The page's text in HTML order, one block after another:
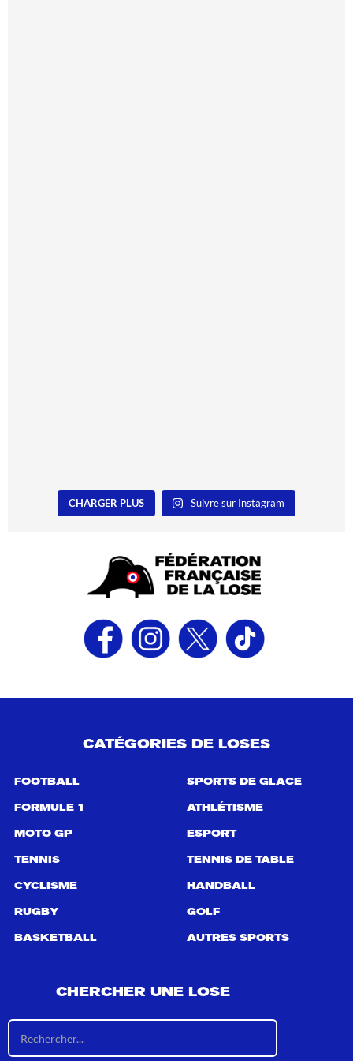
CHARGER PLUS Suivre sur Instagram
CATÉGORIES DE LOSES
FOOTBALL
FORMULE 1
MOTO GP
TENNIS
CYCLISME
RUGBY
BASKETBALL
SPORTS DE GLACE
ATHLÉTISME
ESPORT
TENNIS DE TABLE
HANDBALL
GOLF
AUTRES SPORTS
CHERCHER UNE LOSE
s